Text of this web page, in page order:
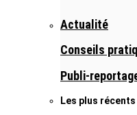
Actualité
Conseils
Publi-
Les plus récents